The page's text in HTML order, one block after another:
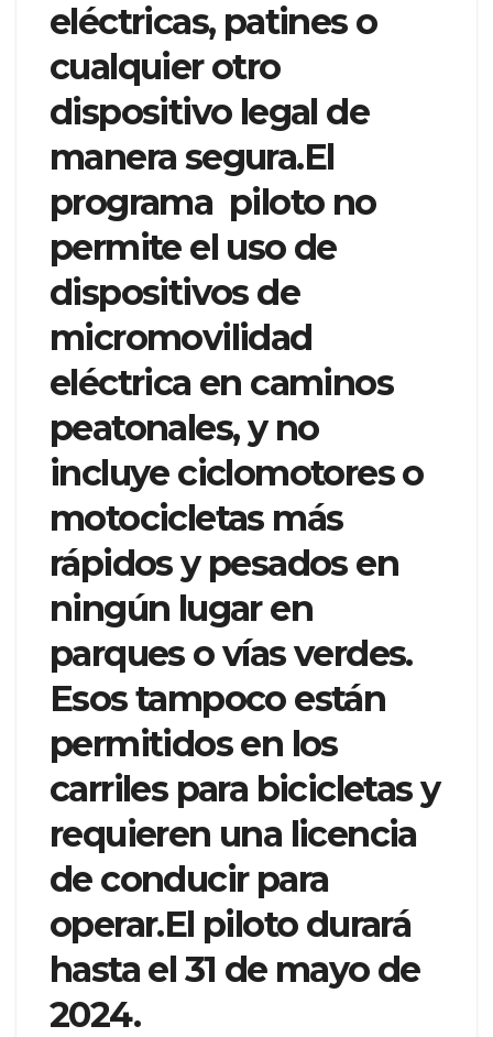
eléctricas, patines o
cualquier otro
dispositivo legal de
manera segura.El
programa piloto no
permite el uso de
dispositivos de
micromovilidad
eléctrica en caminos
peatonales, y no
incluye ciclomotores o
motocicletas más
rápidos y pesados en
ningún lugar en
parques o vías verdes.
Esos tampoco están
permitidos en los
carriles para bicicletas y
requieren una licencia
de conducir para
operar.El piloto durará
hasta el 31 de mayo de
2024.